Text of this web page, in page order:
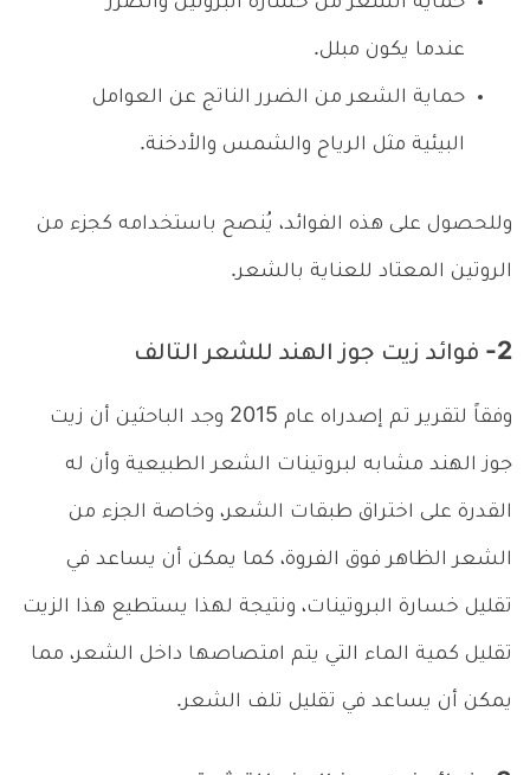
عندما يكون مبلل.
حماية الشعر من الضرر الناتج عن العوامل
البيئية مثل الرياح والشمس والأدخنة.
وللحصول على هذه الفوائد، يُنصح باستخدامه كجزء من
الروتين المعتاد للعناية بالشعر.
2- فوائد زيت جوز الهند للشعر التالف
وفقاً لتقرير تم إصدراه عام 2015 وجد الباحثين أن زيت
جوز الهند مشابه لبروتينات الشعر الطبيعية وأن له
القدرة على اختراق طبقات الشعر، وخاصة الجزء من
الشعر الظاهر فوق الفروة، كما يمكن أن يساعد في
تقليل خسارة البروتينات، ونتيجة لهذا يستطيع هذا الزيت
تقليل كمية الماء التي يتم امتصاصها داخل الشعر، مما
يمكن أن يساعد في تقليل تلف الشعر.